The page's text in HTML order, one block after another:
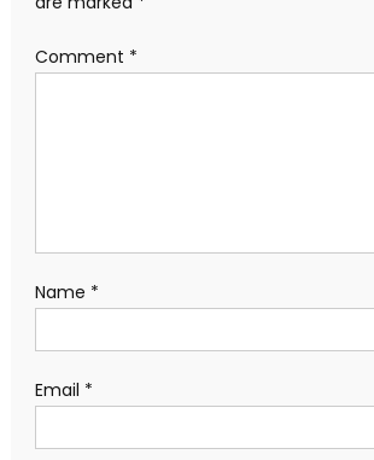
Comment *
Name *
Email *